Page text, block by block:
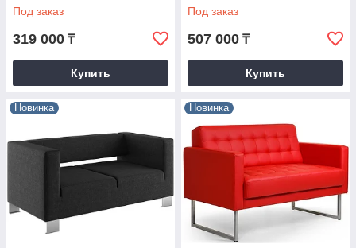
Под заказ
319 000 ₸
Купить
Под заказ
507 000 ₸
Купить
Новинка Новинка